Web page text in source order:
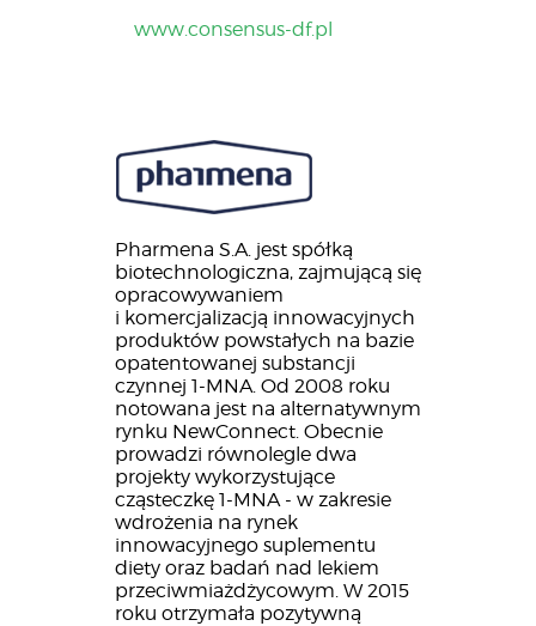
www.consensus-df.pl
Pharmena S.A. jest spółką
biotechnologiczna, zajmującą się
opracowywaniem
i komercjalizacją innowacyjnych
produktów powstałych na bazie
opatentowanej substancji
czynnej 1-MNA. Od 2008 roku
notowana jest na alternatywnym
rynku NewConnect. Obecnie
prowadzi równolegle dwa
projekty wykorzystujące
cząsteczkę 1-MNA - w zakresie
wdrożenia na rynek
innowacyjnego suplementu
diety oraz badań nad lekiem
przeciwmiażdżycowym. W 2015
roku otrzymała pozytywną